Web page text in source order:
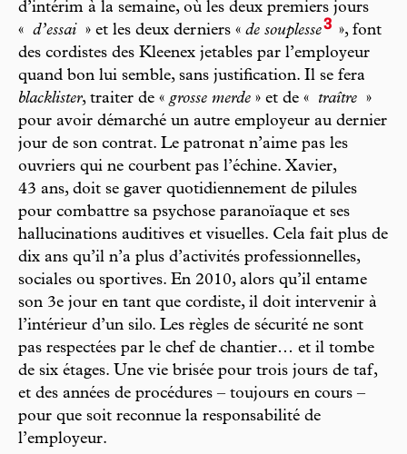
d’intérim à la semaine, où les deux premiers jours
« d’essai » et les deux derniers « de souplesse3 », font
des cordistes des Kleenex jetables par l’employeur
quand bon lui semble, sans justification. Il se fera
blacklister, traiter de « grosse merde » et de « traître »
pour avoir démarché un autre employeur au dernier
jour de son contrat. Le patronat n’aime pas les
ouvriers qui ne courbent pas l’échine. Xavier,
43 ans, doit se gaver quotidiennement de pilules
pour combattre sa psychose paranoïaque et ses
hallucinations auditives et visuelles. Cela fait plus de
dix ans qu’il n’a plus d’activités professionnelles,
sociales ou sportives. En 2010, alors qu’il entame
son 3e jour en tant que cordiste, il doit intervenir à
l’intérieur d’un silo. Les règles de sécurité ne sont
pas respectées par le chef de chantier… et il tombe
de six étages. Une vie brisée pour trois jours de taf,
et des années de procédures – toujours en cours –
pour que soit reconnue la responsabilité de
l’employeur.